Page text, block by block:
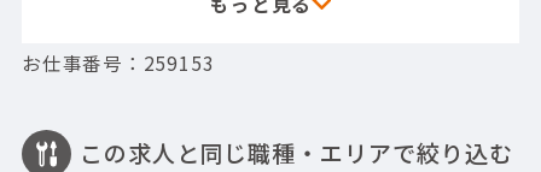
お仕事番号：259153
この求人と同じ職種・エリアで絞り込む